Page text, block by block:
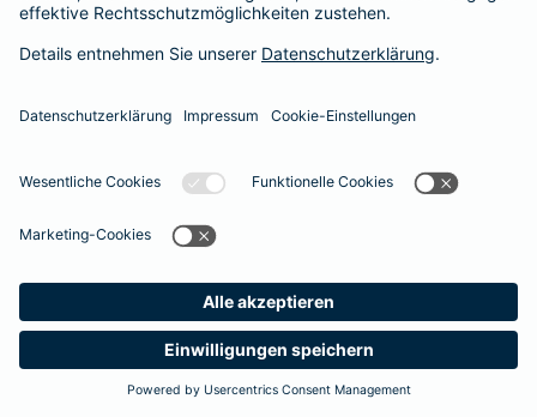
Ravensburg
Recklinghausen
Reinfeld (Holstein)